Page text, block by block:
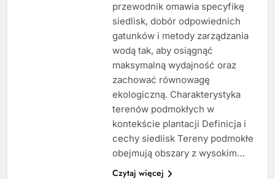
przewodnik omawia specyfikę
siedlisk, dobór odpowiednich
gatunków i metody zarządzania
wodą tak, aby osiągnąć
maksymalną wydajność oraz
zachować równowagę
ekologiczną. Charakterystyka
terenów podmokłych w
kontekście plantacji Definicja i
cechy siedlisk Tereny podmokłe
obejmują obszary z wysokim…
Czytaj więcej